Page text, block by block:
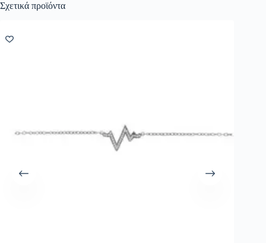
Σχετικά προϊόντα